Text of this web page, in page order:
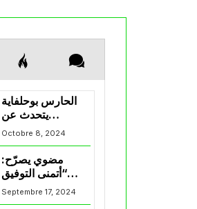
الحارس بوحلفاية
يتحدث عن
طموحاته مع
المنتخب و شباب
قسنطينة
Octobre 8, 2024
مضوي يصرّح:
“أتمنى التوفيق
لممثلي الكرة
الجزائرية في
Septembre 17, 2024